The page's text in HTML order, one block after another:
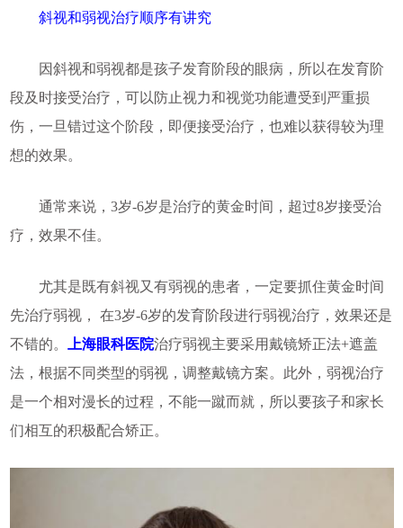
斜视和弱视治疗顺序有讲究
因斜视和弱视都是孩子发育阶段的眼病，所以在发育阶
段及时接受治疗，可以防止视力和视觉功能遭受到严重损
伤，一旦错过这个阶段，即便接受治疗，也难以获得较为理
想的效果。
通常来说，3岁-6岁是治疗的黄金时间，超过8岁接受治
疗，效果不佳。
尤其是既有斜视又有弱视的患者，一定要抓住黄金时间
先治疗弱视， 在3岁-6岁的发育阶段进行弱视治疗，效果还是
不错的。
上海眼科医院治疗弱视主要采用戴镜矫正法+遮盖
法，根据不同类型的弱视，调整戴镜方案。此外，弱视治疗
是一个相对漫长的过程，不能一蹴而就，所以要孩子和家长
们相互的积极配合矫正。